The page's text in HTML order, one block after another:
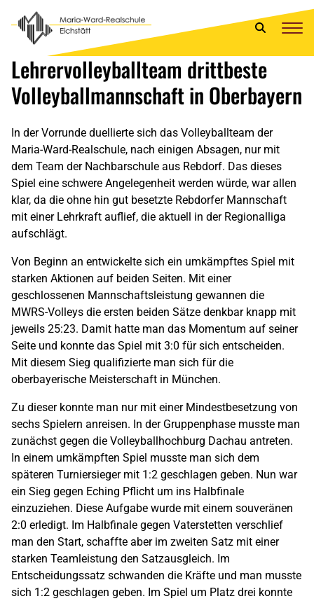
Lehrervolleyballteam drittbeste
Volleyballmannschaft in Oberbayern
In der Vorrunde duellierte sich das Volleyballteam der
Maria-Ward-Realschule, nach einigen Absagen, nur mit
dem Team der Nachbarschule aus Rebdorf. Das dieses
Spiel eine schwere Angelegenheit werden würde, war allen
klar, da die ohne hin gut besetzte Rebdorfer Mannschaft
mit einer Lehrkraft auflief, die aktuell in der Regionalliga
aufschlägt.
Von Beginn an entwickelte sich ein umkämpftes Spiel mit
starken Aktionen auf beiden Seiten. Mit einer
geschlossenen Mannschaftsleistung gewannen die
MWRS-Volleys die ersten beiden Sätze denkbar knapp mit
jeweils 25:23. Damit hatte man das Momentum auf seiner
Seite und konnte das Spiel mit 3:0 für sich entscheiden.
Mit diesem Sieg qualifizierte man sich für die
oberbayerische Meisterschaft in München.
Zu dieser konnte man nur mit einer Mindestbesetzung von
sechs Spielern anreisen. In der Gruppenphase musste man
zunächst gegen die Volleyballhochburg Dachau antreten.
In einem umkämpften Spiel musste man sich dem
späteren Turniersieger mit 1:2 geschlagen geben. Nun war
ein Sieg gegen Eching Pflicht um ins Halbfinale
einzuziehen. Diese Aufgabe wurde mit einem souveränen
2:0 erledigt. Im Halbfinale gegen Vaterstetten verschlief
man den Start, schaffte aber im zweiten Satz mit einer
starken Teamleistung den Satzausgleich. Im
Entscheidungssatz schwanden die Kräfte und man musste
sich 1:2 geschlagen geben. Im Spiel um Platz drei konnte